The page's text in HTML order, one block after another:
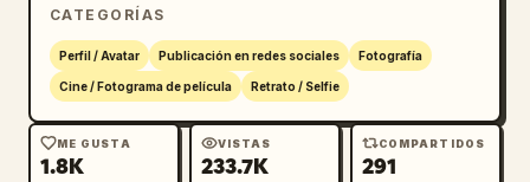
CATEGORÍAS
Perfil / Avatar Publicación en redes sociales Fotografía
Cine / Fotograma de película Retrato / Selfie
ME GUSTA
1.8K
VISTAS
233.7K
COMPARTIDOS
291